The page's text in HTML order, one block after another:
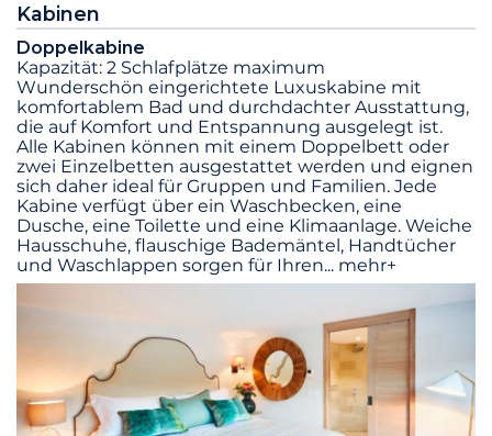
Kabinen
Doppelkabine
Kapazität: 2 Schlafplätze maximum
Wunderschön eingerichtete Luxuskabine mit
komfortablem Bad und durchdachter Ausstattung,
die auf Komfort und Entspannung ausgelegt ist.
Alle Kabinen können mit einem Doppelbett oder
zwei Einzelbetten ausgestattet werden und eignen
sich daher ideal für Gruppen und Familien. Jede
Kabine verfügt über ein Waschbecken, eine
Dusche, eine Toilette und eine Klimaanlage. Weiche
Hausschuhe, flauschige Bademäntel, Handtücher
und Waschlappen sorgen für Ihren... mehr+